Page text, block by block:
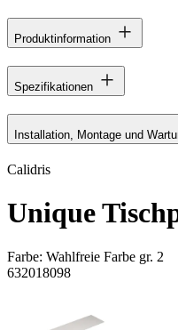
Produktinformation
Spezifikationen
Installation, Montage und
Calidris
Unique
Farbe: Wahlfreie Farbe gr. 2
632018098